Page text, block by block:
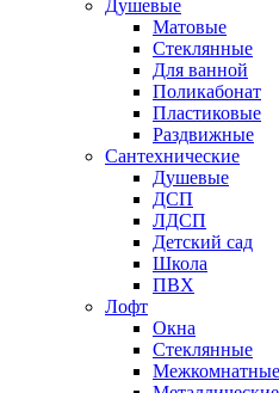
Душевые
Матовые
Стеклянные
Для ванной
Поликабонат
Пластиковые
Раздвижные
Сантехнические
Душевые
ДСП
ЛДСП
Детский сад
Школа
ПВХ
Лофт
Окна
Стеклянные
Межкомнатные